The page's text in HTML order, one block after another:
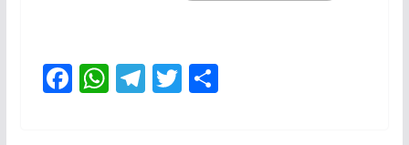
F W T T S